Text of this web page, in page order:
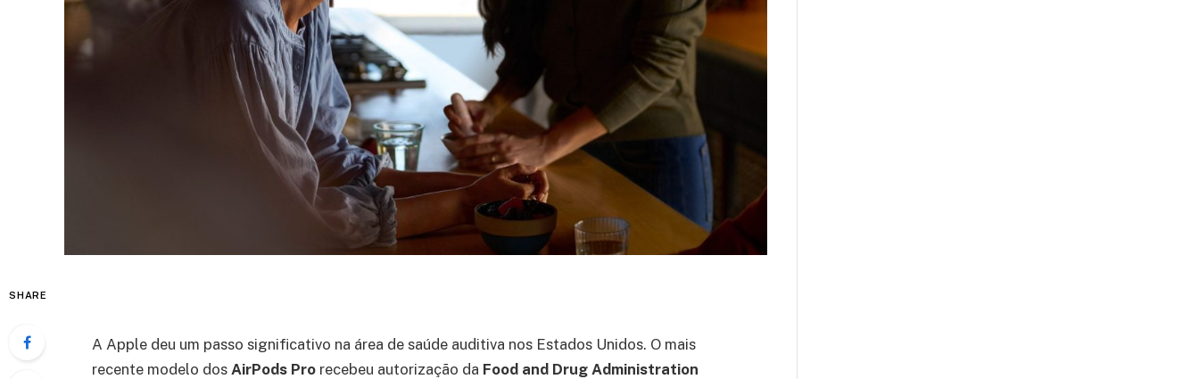
SHARE
A Apple deu um passo significativo na área de saúde auditiva nos Estados Unidos. O mais
recente modelo dos AirPods Pro recebeu autorização da Food and Drug Administration